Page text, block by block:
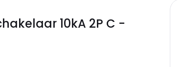
10kA 2P C -